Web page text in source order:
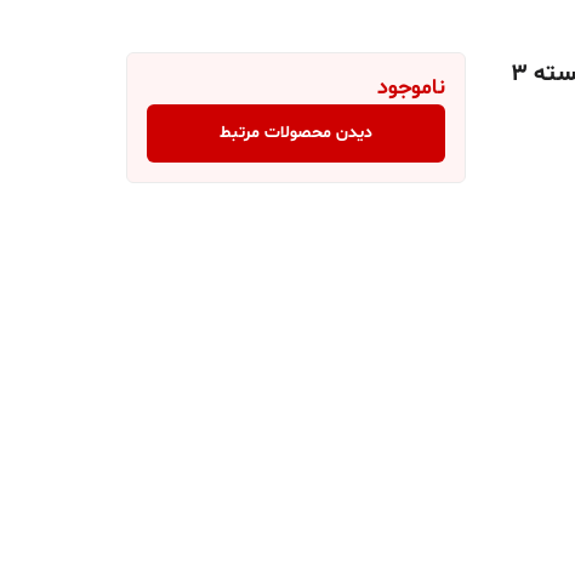
ارگانایزر کودک مای هوم مدل Unicorn بسته 3
ناموجود
دیدن محصولات مرتبط